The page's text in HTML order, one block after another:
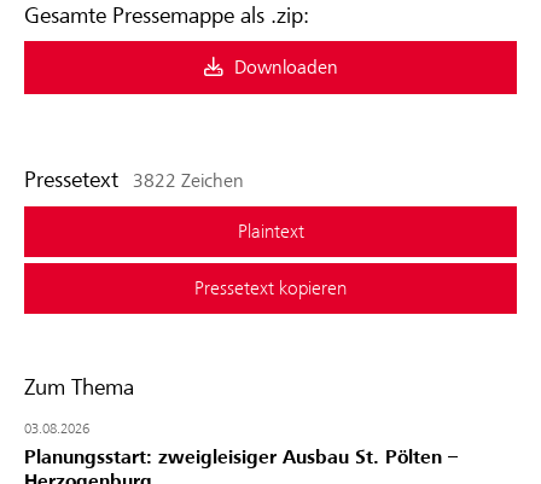
Gesamte Pressemappe als .zip:
Downloaden
Pressetext 3822 Zeichen
Plaintext
Pressetext kopieren
Zum Thema
03.08.2026
Planungsstart: zweigleisiger Ausbau St. Pölten –